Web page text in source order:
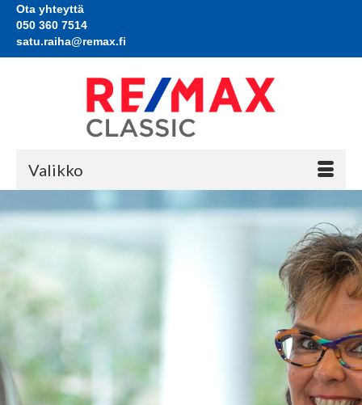
Ota yhteyttä
050 360 7514
satu.raiha@remax.fi
Valikko